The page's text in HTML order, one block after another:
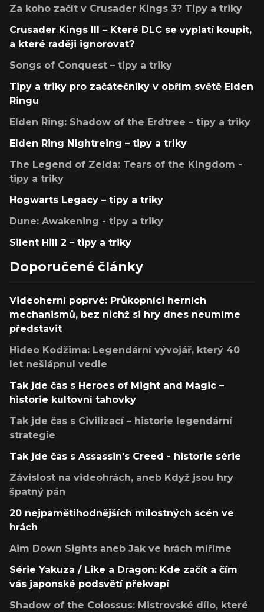
Za koho začít v Crusader Kings 3? Tipy a triky
Crusader Kings III – Které DLC se vyplatí koupit,
a které raději ignorovat?
Songs of Conquest – tipy a triky
Tipy a triky pro začátečníky v obřím světě Elden
Ringu
Elden Ring: Shadow of the Erdtree – tipy a triky
Elden Ring Nightreing – tipy a triky
The Legend of Zelda: Tears of the Kingdom -
tipy a triky
Hogwarts Legacy – tipy a triky
Dune: Awakening - tipy a triky
Silent Hill 2 – tipy a triky
Doporučené články
Videoherní poprvé: Průkopníci herních
mechanismů, bez nichž si hry dnes neumíme
představit
Hideo Kodžima: Legendární vývojář, který 40
let nešlápnul vedle
Tak jde čas s Heroes of Might and Magic –
historie kultovní tahovky
Tak jde čas s Civilizací – historie legendární
strategie
Tak jde čas s Assassin's Creed - historie série
Závislost na videohrách, aneb Když jsou hry
špatný pán
20 nejpamětihodnějších milostných scén ve
hrách
Aim Down Sights aneb Jak ve hrách míříme
Série Yakuza / Like a Dragon: Kde začít a čím
vás japonské podsvětí překvapí
Shadow of the Colossus: Mistrovské dílo, které